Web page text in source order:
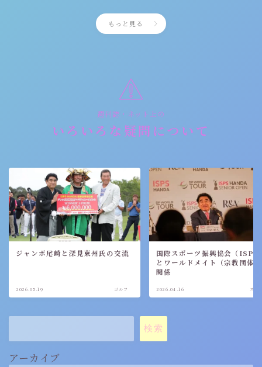
もっと見る
週刊誌・ネット上の
いろいろな疑問について
ジャンボ尾崎と深見東州氏の交流
2026.05.19 ゴルフ
国際スポーツ振興協会（ISPS
とワールドメイト（宗教団体
関係
2026.04.16 スポ
検索
アーカイブ